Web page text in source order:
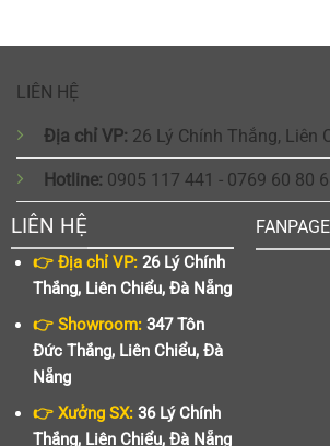
LIÊN HỆ
Địa chỉ VP: 26 Lý Chính Thắng, Liên
Hotline: 0905 117 441 - 0769 60 80
LIÊN HỆ
👉 Địa chỉ VP:26 Lý Chính
Thắng, Liên Chiểu, Đà Nẵng
👉 Showroom:347 Tôn
Đức Thắng, Liên Chiểu, Đà
Nẵng
👉 Xưởng SX:36 Lý Chính
Thắng, Liên Chiểu, Đà Nẵng
FANPAGE